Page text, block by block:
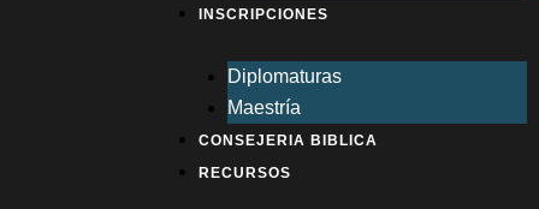
INSCRIPCIONES
Diplomaturas
Maestría
CONSEJERIA BIBLICA
RECURSOS